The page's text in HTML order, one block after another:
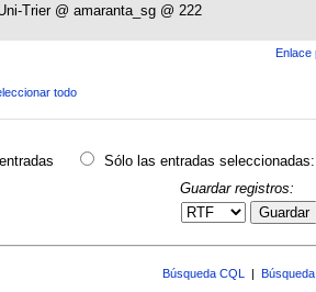
Trier @ amaranta_sg @ 222
Enlace
todo
Sólo las entradas seleccionadas:
Guardar registros:
Guardar
Búsqueda CQL